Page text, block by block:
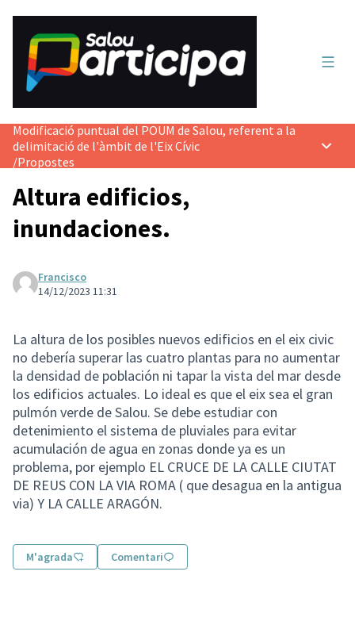
Modificació puntual del POUM de Salou, referent a la
delimitació de l'àmbit de l'Eix Cívic
/Propostes
Altura edificios,
inundaciones.
Francisco
14/12/2023 11:31
La altura de los posibles nuevos edificios en el eix civic
no debería superar las cuatro plantas para no aumentar
la densidad de población ni tapar la vista del mar desde
los edificios actuales. Lo ideal es que el eix sea el gran
pulmón verde de Salou. Se debe estudiar con
detenimiento el sistema de pluviales para evitar
acumulación de agua en zonas donde ya es un
problema, por ejemplo EL CRUCE DE LA CALLE CIUTAT
DE REUS CON LA VIA ROMA ( que desagua en la antigua
via) Y LA CALLE ARAGÓN.
M'agrada Comentari